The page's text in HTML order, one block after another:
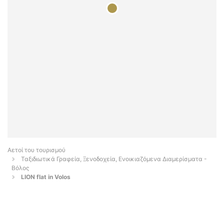
Αετοί του τουρισμού
Ταξιδιωτικά Γραφεία, Ξενοδοχεία, Ενοικιαζόμενα Διαμερίσματα -
Βόλος
LION flat in Volos